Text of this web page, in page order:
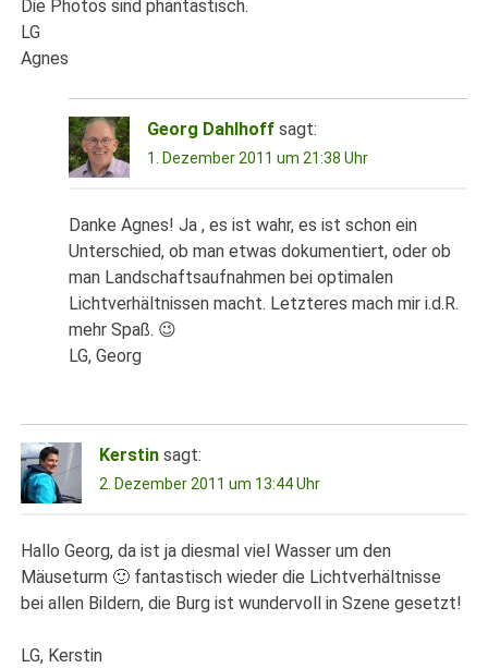
Die Photos sind phantastisch.
LG
Agnes
Georg Dahlhoff sagt:
1. Dezember 2011 um 21:38 Uhr
Danke Agnes! Ja , es ist wahr, es ist schon ein
Unterschied, ob man etwas dokumentiert, oder ob
man Landschaftsaufnahmen bei optimalen
Lichtverhältnissen macht. Letzteres mach mir i.d.R.
mehr Spaß. 😉
LG, Georg
Kerstin sagt:
2. Dezember 2011 um 13:44 Uhr
Hallo Georg, da ist ja diesmal viel Wasser um den
Mäuseturm 🙂 fantastisch wieder die Lichtverhältnisse
bei allen Bildern, die Burg ist wundervoll in Szene gesetzt!
LG, Kerstin